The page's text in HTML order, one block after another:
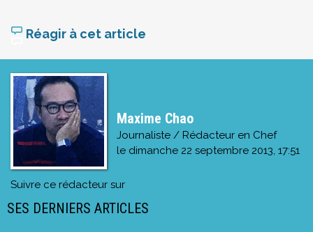
Réagir à cet article
Maxime Chao
Journaliste / Rédacteur en Chef
le dimanche 22 septembre 2013, 17:51
Suivre ce rédacteur sur
SES DERNIERS ARTICLES